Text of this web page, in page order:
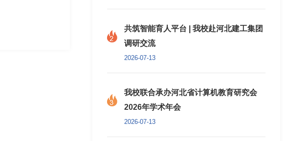
共筑智能育人平台 | 我校赴河北建工集团
调研交流
2026-07-13
我校联合承办河北省计算机教育研究会
2026年学术年会
2026-07-13